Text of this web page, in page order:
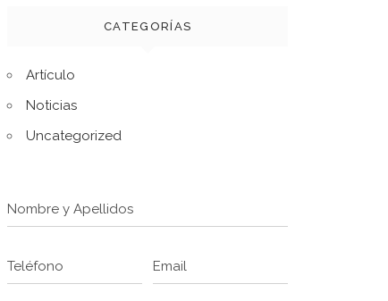
CATEGORÍAS
Artículo
Noticias
Uncategorized